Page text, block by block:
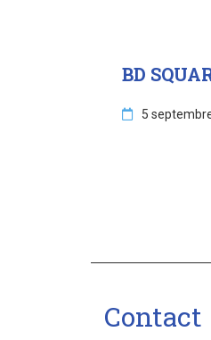
BD
5
Contact